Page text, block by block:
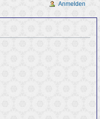
Anmelden